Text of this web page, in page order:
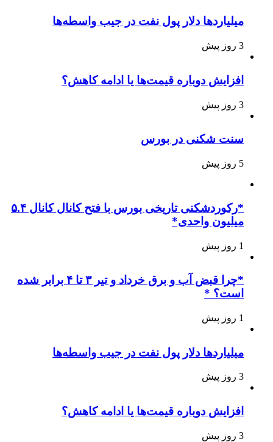
میلیاردها دلار پول نفت در جیب واسطه‌ها
3 روز پیش
افزایش دوباره قیمت‌ها یا ادامه کاهش؟
3 روز پیش
سنت شکنی در بورس
5 روز پیش
*رکوردشکنی تاریخی بورس با فتح کانال کانال ۵.۴
میلیون واحدی*
1 روز پیش
*چرا قبض آب و برق خرداد و تیر ۳ تا ۴ برابر شده
است؟ *
1 روز پیش
میلیاردها دلار پول نفت در جیب واسطه‌ها
3 روز پیش
افزایش دوباره قیمت‌ها یا ادامه کاهش؟
3 روز پیش